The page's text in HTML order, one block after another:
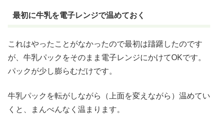
最初に牛乳を電子レンジで温めておく
これはやったことがなかったので最初は躊躇したのです
が、牛乳パックをそのまま電子レンジにかけてOKです。
パックが少し膨らむだけです。
牛乳パックを転がしながら（上面を変えながら）温めてい
くと、まんべんなく温まります。